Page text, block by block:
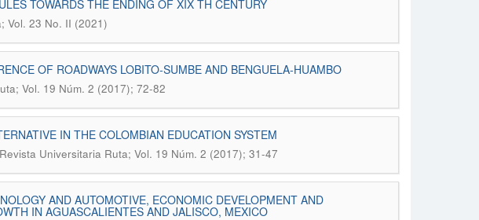
TOWARDS THE ENDING OF XIX TH CENTURY
Vol. 23 No. II (2021)
OF ROADWAYS LOBITO-SUMBE AND BENGUELA-HUAMBO
Vol. 19 Núm. 2 (2017); 72-82
IN THE COLOMBIAN EDUCATION SYSTEM
Revista Universitaria Ruta; Vol. 19 Núm. 2 (2017); 31-47
AND AUTOMOTIVE, ECONOMIC DEVELOPMENT AND
IN AGUASCALIENTES AND JALISCO, MEXICO